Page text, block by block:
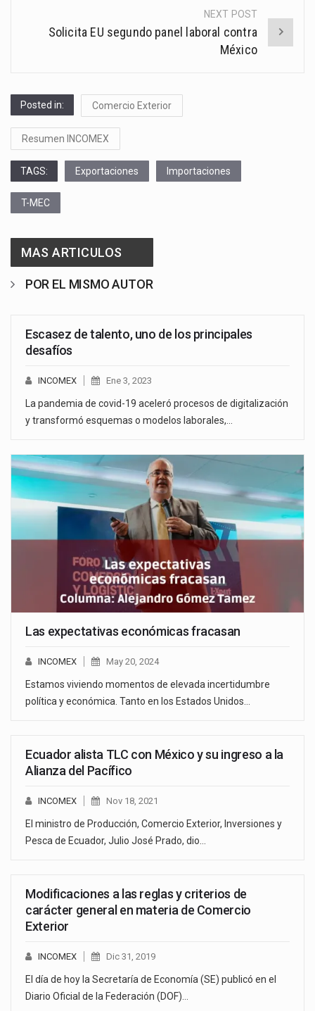
NEXT POST
Solicita EU segundo panel laboral contra
México
Posted in: Comercio Exterior
Resumen INCOMEX
TAGS: Exportaciones Importaciones
T-MEC
MAS ARTICULOS
POR EL MISMO AUTOR
Escasez de talento, uno de los principales
desafíos
INCOMEX Ene 3, 2023
La pandemia de covid-19 aceleró procesos de digitalización
y transformó esquemas o modelos laborales,…
Las expectativas económicas fracasan
INCOMEX May 20, 2024
Estamos viviendo momentos de elevada incertidumbre
política y económica. Tanto en los Estados Unidos…
Ecuador alista TLC con México y su ingreso a la
Alianza del Pacífico
INCOMEX Nov 18, 2021
El ministro de Producción, Comercio Exterior, Inversiones y
Pesca de Ecuador, Julio José Prado, dio…
Modificaciones a las reglas y criterios de
carácter general en materia de Comercio
Exterior
INCOMEX Dic 31, 2019
El día de hoy la Secretaría de Economía (SE) publicó en el
Diario Oficial de la Federación (DOF)…